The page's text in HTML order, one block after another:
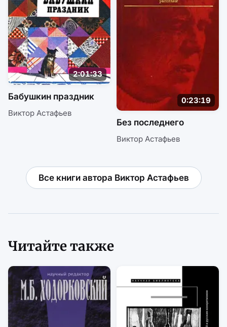
2:01:33
Бабушкин праздник
Виктор Астафьев
0:23:19
Без последнего
Виктор Астафьев
Все книги автора Виктор Астафьев
Читайте также